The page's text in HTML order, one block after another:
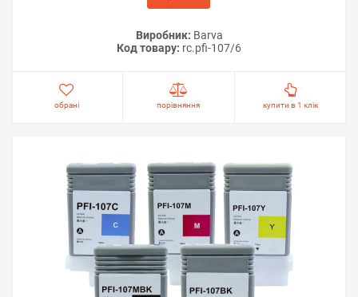
Виробник: Barva
Код товару: rc.pfi-107/6
обрані порівняння купити в 1 клік